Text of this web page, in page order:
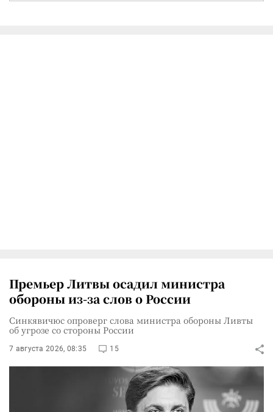
Премьер Литвы осадил министра
обороны из-за слов о России
Синкявичюс опроверг слова министра обороны Ливты
об угрозе со стороны России
7 августа 2026, 08:35 15